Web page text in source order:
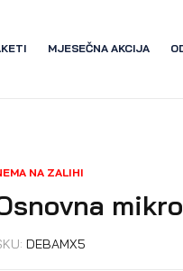
MJESEČNA AKCIJA
NA ZALIHI
DEBAMX5